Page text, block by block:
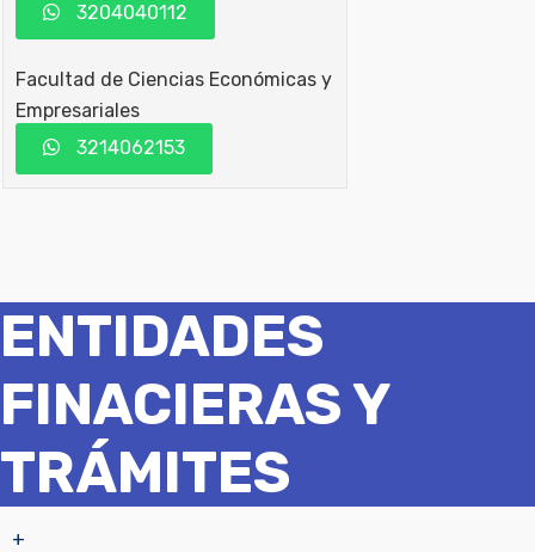
3204040112
Facultad de Ciencias Económicas y
Empresariales
3214062153
ENTIDADES
FINACIERAS Y
TRÁMITES
+